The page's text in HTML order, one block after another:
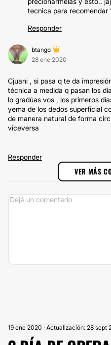
tecnica para recomendar
Responder
btango
28 ene 2020
Cjuani , si pasa q te da
técnica a medida q pasan los
lo gradúas vos , los primeros
yema de los dedos superficial
de manera natural de forma
viceversa
Responder
VER MÁS
19 ene 2020 · Actualización: 28 sept